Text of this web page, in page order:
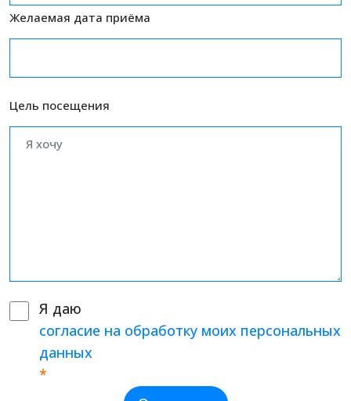
Желаемая дата приёма
Цель посещения
Я даю
согласие на обработку моих персональных
данных
*